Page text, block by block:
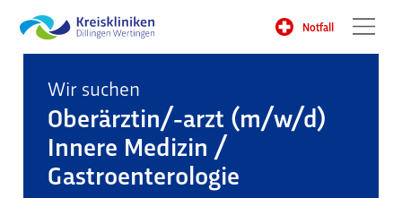
Notfall
Wir suchen
Oberärztin/-arzt (m/w/d)
Innere Medizin /
Gastroenterologie